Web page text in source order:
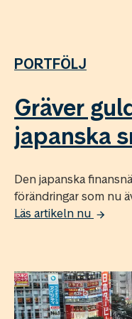
PORTFÖLJ
Gräver
japanska
Den japanska
förändringar som nu
Läs artikeln nu